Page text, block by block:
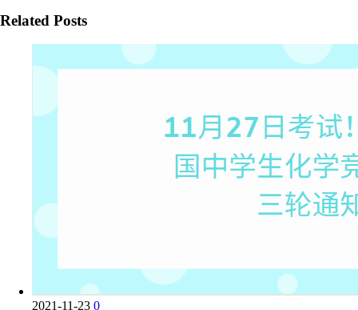
Related Posts
2021-11-23 0